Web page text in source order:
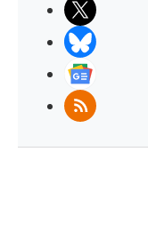
RSS